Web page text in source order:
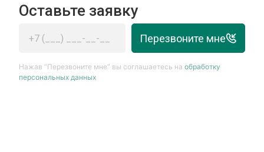
Оставьте заявку
Перезвоните мне
Нажав “Перезвоните мне” вы соглашаетесь наобработку
персональных данных